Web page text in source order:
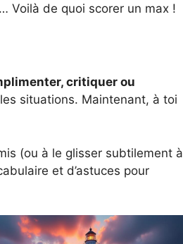
Voilà de quoi scorer un max !
critiquer ou
situations. Maintenant, à toi
(ou à le glisser subtilement à
et d’astuces pour